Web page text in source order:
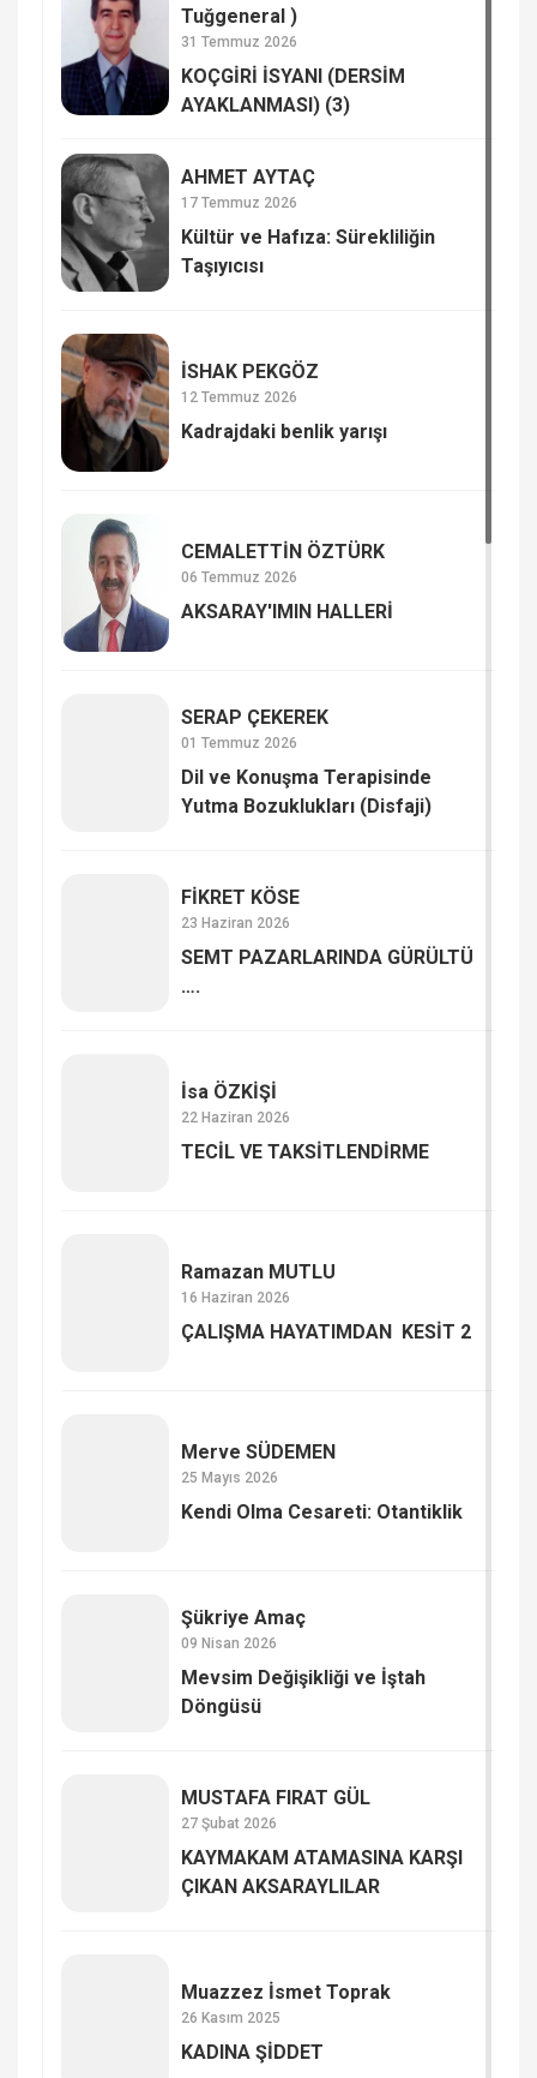
Tuğgeneral )
31 Temmuz 2026
KOÇGİRİ İSYANI (DERSİM
AYAKLANMASI) (3)
AHMET AYTAÇ
17 Temmuz 2026
Kültür ve Hafıza: Sürekliliğin
Taşıyıcısı
İSHAK PEKGÖZ
12 Temmuz 2026
Kadrajdaki benlik yarışı
CEMALETTİN ÖZTÜRK
06 Temmuz 2026
AKSARAY'IMIN HALLERİ
SERAP ÇE­KE­REK
01 Temmuz 2026
Dil ve Konuşma Terapisinde
Yutma Bozuklukları (Disfaji)
FİKRET KÖSE
23 Haziran 2026
SEMT PAZARLARINDA GÜRÜLTÜ
….
İsa ÖZKİŞİ
22 Haziran 2026
TECİL VE TAKSİTLENDİRME
Ramazan MUTLU
16 Haziran 2026
ÇALIŞMA HAYATIMDAN KESİT 2
Merve SÜDEMEN
25 Mayıs 2026
Kendi Olma Cesareti: Otantiklik
Şükriye Amaç
09 Nisan 2026
Mevsim Değişikliği ve İştah
Döngüsü
MUSTAFA FIRAT GÜL
27 Şubat 2026
KAYMAKAM ATAMASINA KARŞI
ÇIKAN AKSARAYLILAR
Muazzez İsmet Toprak
26 Kasım 2025
KADINA ŞİDDET